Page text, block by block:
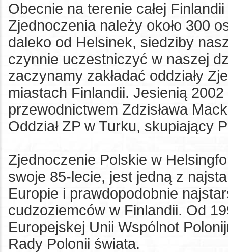
Obecnie na terenie całej
Zjednoczenia należy około 300
daleko od Helsinek, siedziby
czynnie uczestniczyć w naszej
zaczynamy zakładać oddziały
miastach Finlandii. Jesienią
przewodnictwem Zdzisława
Oddział ZP w Turku, skupiający
Zjednoczenie Polskie w
swoje 85-lecie, jest jedną z
Europie i prawdopodobnie
cudzoziemców w Finlandii. Od
Europejskej Unii Wspólnot
Rady Polonii świata.